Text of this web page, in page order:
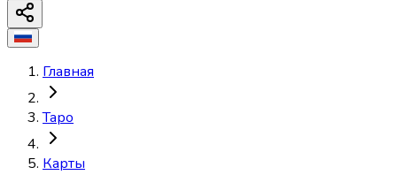
Главная
Таро
Карты